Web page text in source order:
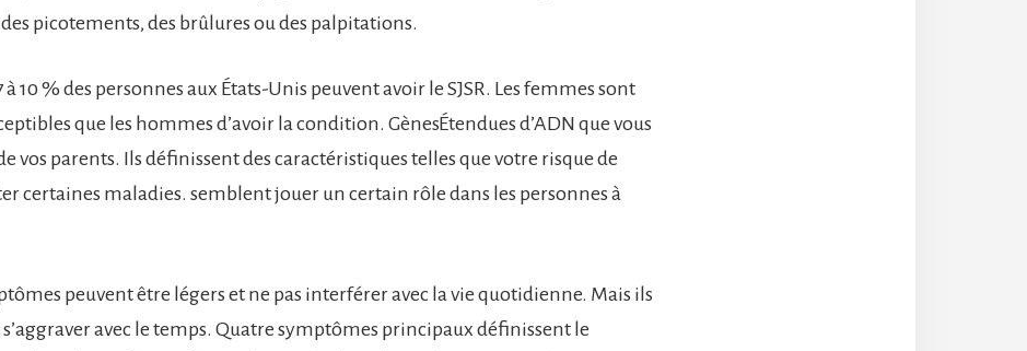
picotements, des brûlures ou des palpitations.
à 10 % des personnes aux États-Unis peuvent avoir le SJSR. Les femmes sont
que les hommes d’avoir la condition. GènesÉtendues d’ADN que vous
vos parents. Ils définissent des caractéristiques telles que votre risque de
certaines maladies. semblent jouer un certain rôle dans les personnes à
peuvent être légers et ne pas interférer avec la vie quotidienne. Mais ils
avec le temps. Quatre symptômes principaux définissent le